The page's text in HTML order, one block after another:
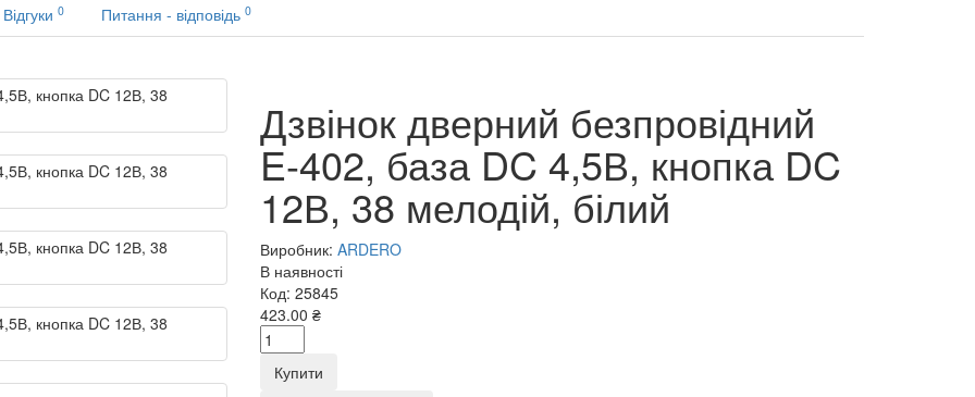
Відгуки 0 Питання - відповідь 0
Дзвінок дверний безпровідний
E-402, база DC 4,5В, кнопка DC
12В, 38 мелодій, білий
Виробник: ARDERO
В наявності
Код: 25845
423.00 ₴
Купити